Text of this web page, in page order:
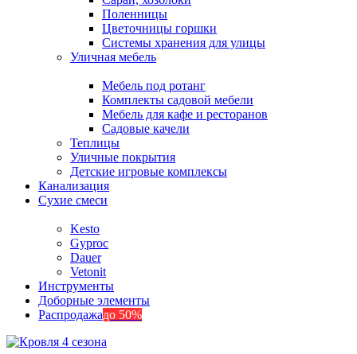
Поленницы
Цветочницы горшки
Системы хранения для улицы
Уличная мебель
Мебель под ротанг
Комплекты садовой мебели
Мебель для кафе и ресторанов
Садовые качели
Теплицы
Уличные покрытия
Детские игровые комплексы
Канализация
Сухие смеси
Kesto
Gyproc
Dauer
Vetonit
Инструменты
Доборные элементы
Распродажадо 50%